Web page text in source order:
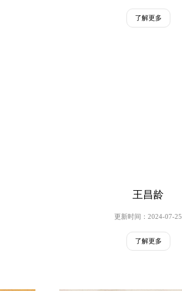
了解更多
王昌龄
更新时间：2024-07-25
了解更多